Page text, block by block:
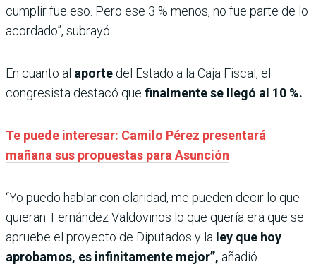
cumplir fue eso. Pero ese 3 % menos, no fue parte de lo
acordado”, subrayó.
En cuanto al aporte del Estado a la Caja Fiscal, el
congresista destacó que finalmente se llegó al 10 %.
Te puede interesar: Camilo Pérez presentará
mañana sus propuestas para Asunción
“Yo puedo hablar con claridad, me pueden decir lo que
quieran. Fernández Valdovinos lo que quería era que se
apruebe el proyecto de Diputados y la ley que hoy
aprobamos, es infinitamente mejor”, añadió.